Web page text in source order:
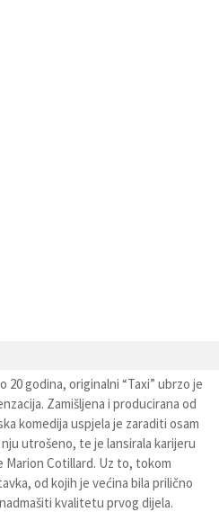
20 godina, originalni “Taxi” ubrzo je
Zamišljena i producirana od
komedija uspjela je zaraditi osam
utrošeno, te je lansirala karijeru
Marion Cotillard. Uz to, tokom
od kojih je većina bila prilično
kvalitetu prvog dijela.